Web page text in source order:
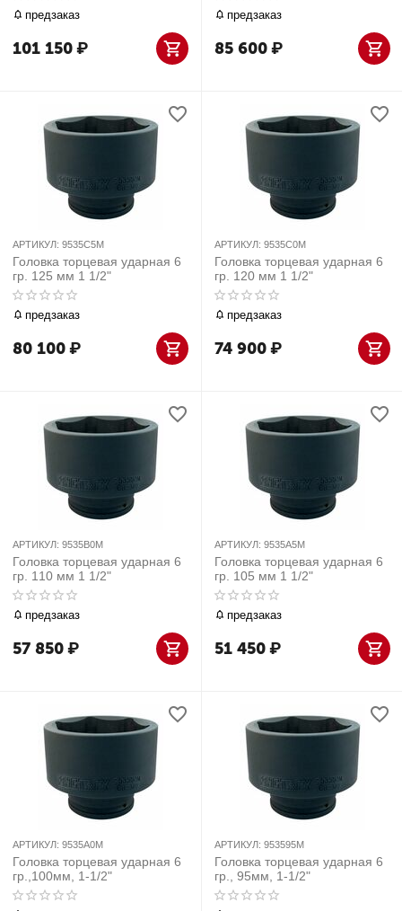
предзаказ
101 150₽
предзаказ
85 600₽
АРТИКУЛ: 9535C5M
Головка торцевая ударная 6
гр. 125 мм 1 1/2"
предзаказ
80 100₽
АРТИКУЛ: 9535C0M
Головка торцевая ударная 6
гр. 120 мм 1 1/2"
предзаказ
74 900₽
АРТИКУЛ: 9535B0M
Головка торцевая ударная 6
гр. 110 мм 1 1/2"
предзаказ
57 850₽
АРТИКУЛ: 9535A5M
Головка торцевая ударная 6
гр. 105 мм 1 1/2"
предзаказ
51 450₽
АРТИКУЛ: 9535A0M
Головка торцевая ударная 6
гр.,100мм, 1-1/2"
АРТИКУЛ: 953595M
Головка торцевая ударная 6
гр., 95мм, 1-1/2"